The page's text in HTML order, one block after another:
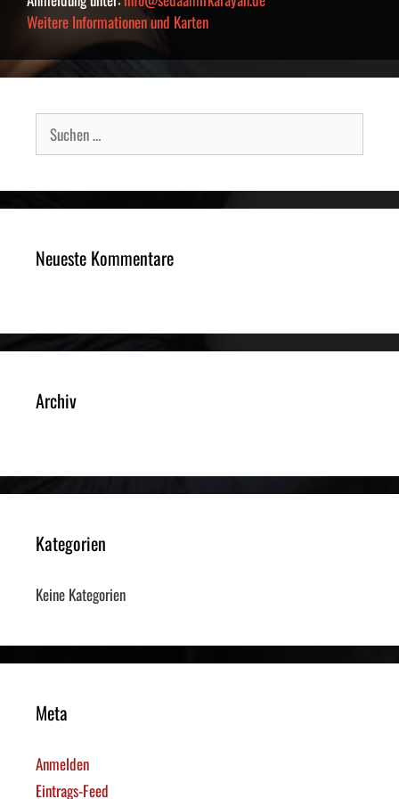
Weitere Informationen und Karten
Suche
nach:
Neueste Kommentare
Archiv
Kategorien
Keine Kategorien
Meta
Anmelden
Eintrags-Feed